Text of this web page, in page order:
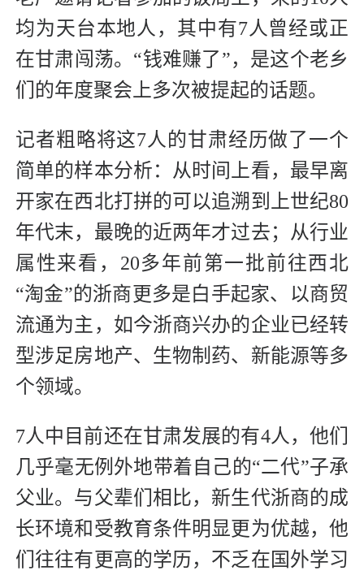
均为天台本地人，其中有7人曾经或正
在甘肃闯荡。“钱难赚了”，是这个老乡
们的年度聚会上多次被提起的话题。
记者粗略将这7人的甘肃经历做了一个
简单的样本分析：从时间上看，最早离
开家在西北打拼的可以追溯到上世纪80
年代末，最晚的近两年才过去；从行业
属性来看，20多年前第一批前往西北
“淘金”的浙商更多是白手起家、以商贸
流通为主，如今浙商兴办的企业已经转
型涉足房地产、生物制药、新能源等多
个领域。
7人中目前还在甘肃发展的有4人，他们
几乎毫无例外地带着自己的“二代”子承
父业。与父辈们相比，新生代浙商的成
长环境和受教育条件明显更为优越，他
们往往有更高的学历，不乏在国外学习